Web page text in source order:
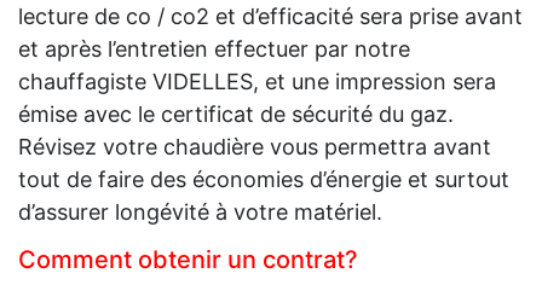
lecture de co / co2 et d’efficacité sera prise avant
et après l’entretien effectuer par notre
chauffagiste VIDELLES, et une impression sera
émise avec le certificat de sécurité du gaz.
Révisez votre chaudière vous permettra avant
tout de faire des économies d’énergie et surtout
d’assurer longévité à votre matériel.
Comment obtenir un contrat?